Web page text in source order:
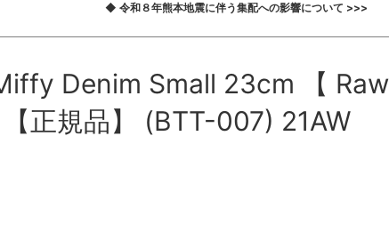
◆ 令和８年熊本地震に伴う集配への影響について >>>
Denim Small 23cm 【 Raw
正規品】 (BTT-007) 21AW